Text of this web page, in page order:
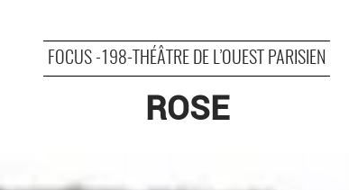
FOCUS -198-THÉÂTRE DE L’OUEST PARISIEN
ROSE